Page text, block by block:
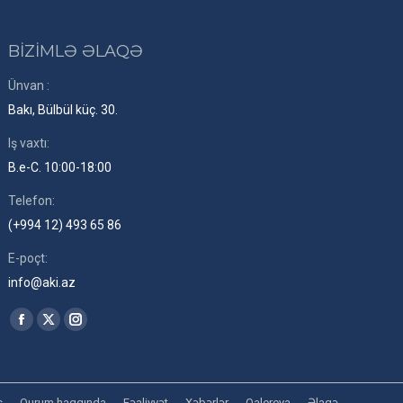
BİZİMLƏ ƏLAQƏ
Ünvan :
Bakı, Bülbül küç. 30.
Iş vaxtı:
B.e-C. 10:00-18:00
Telefon:
(+994 12) 493 65 86
E-poçt:
info@aki.az
Find us on:
Facebook
in
X
in
Instagram
in